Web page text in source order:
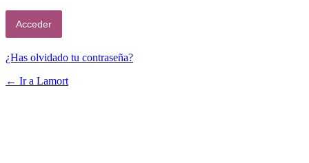
¿Has olvidado tu contraseña?
← Ir a Lamort